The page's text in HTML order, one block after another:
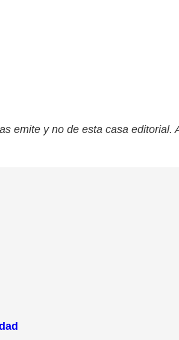
emite y no de esta casa editorial.